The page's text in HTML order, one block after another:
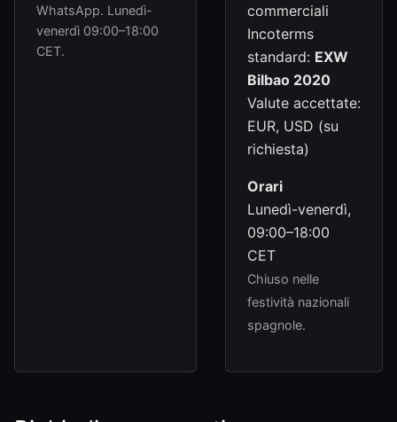
WhatsApp. Lunedì-
venerdì 09:00–18:00
CET.
commerciali
Incoterms
standard: EXW
Bilbao 2020
Valute accettate:
EUR, USD (su
richiesta)
Orari
Lunedì-venerdì,
09:00–18:00
CET
Chiuso nelle
festività nazionali
spagnole.